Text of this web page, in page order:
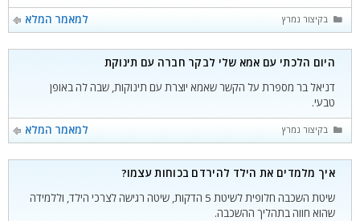
למאמר המלא
קטגוריות
בקיצור נמרץ
היום הלכתי עם אמא שלי לבקר חברה עם תינוקת
דניאל בר מספרת על הקשר שאמא יוצרת עם תינוקות, שבה לה באופן
טבעי.
למאמר המלא
קטגוריות
בקיצור נמרץ
איך מלמדים את הילד להירדם בכוחות עצמו?
שיטת השכבה חלופית לשיטת 5 הדקות, שיטה רגישה לצרכי הילד, וללמידה
שהוא חווה בתהליך ההשכבה.